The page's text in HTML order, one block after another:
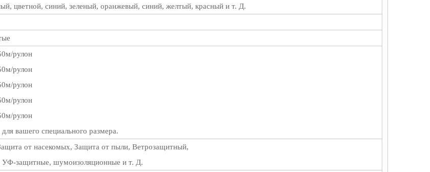
цветной, синий, зеленый, оранжевый, синий, желтый, красный и т. Д.
рулон
рулон
рулон
рулон
рулон
вашего специального размера.
от насекомых, Защита от пыли, Ветрозащитный,
УФ-защитные, шумоизоляционные и т. Д.